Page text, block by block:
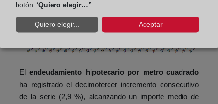
Elendeudamiento hipotecario por metro cuadrado
ha registrado el decimotercer incremento consecutivo
de la serie (2,9 %), alcanzando un importe medio de
botón “Quiero elegir…”
Quiero elegir... Aceptar